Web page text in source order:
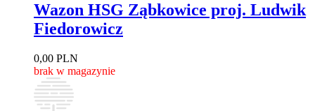
Wazon HSG Ząbkowice proj. Ludwik
Fiedorowicz
0,00 PLN
brak w magazynie